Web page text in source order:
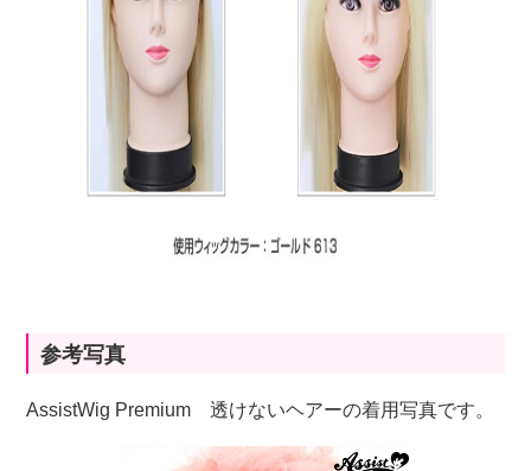
参考写真
AssistWig Premium 透けないヘアーの着用写真です。